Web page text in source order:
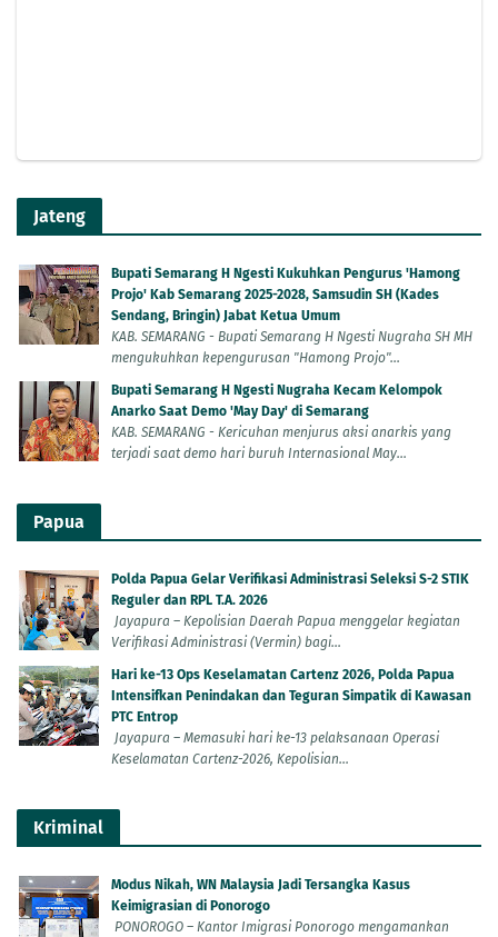
Jateng
Bupati Semarang H Ngesti Kukuhkan Pengurus 'Hamong
Projo' Kab Semarang 2025-2028, Samsudin SH (Kades
Sendang, Bringin) Jabat Ketua Umum
KAB. SEMARANG - Bupati Semarang H Ngesti Nugraha SH MH
mengukuhkan kepengurusan "Hamong Projo"...
Bupati Semarang H Ngesti Nugraha Kecam Kelompok
Anarko Saat Demo 'May Day' di Semarang
KAB. SEMARANG - Kericuhan menjurus aksi anarkis yang
terjadi saat demo hari buruh Internasional May...
Papua
Polda Papua Gelar Verifikasi Administrasi Seleksi S-2 STIK
Reguler dan RPL T.A. 2026
Jayapura – Kepolisian Daerah Papua menggelar kegiatan
Verifikasi Administrasi (Vermin) bagi...
Hari ke-13 Ops Keselamatan Cartenz 2026, Polda Papua
Intensifkan Penindakan dan Teguran Simpatik di Kawasan
PTC Entrop
Jayapura – Memasuki hari ke-13 pelaksanaan Operasi
Keselamatan Cartenz-2026, Kepolisian...
Kriminal
Modus Nikah, WN Malaysia Jadi Tersangka Kasus
Keimigrasian di Ponorogo
PONOROGO – Kantor Imigrasi Ponorogo mengamankan